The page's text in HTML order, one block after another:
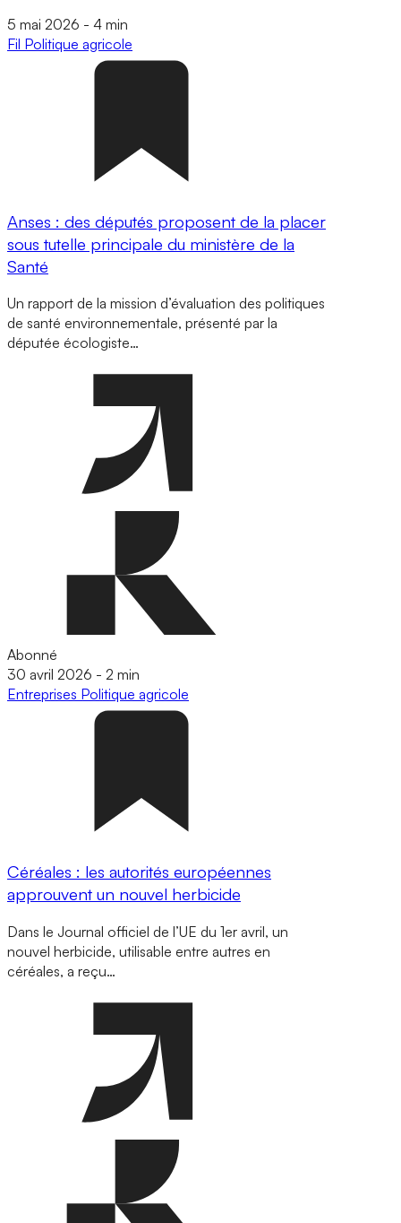
5 mai 2026 - 4 min
Fil Politique agricole
Anses : des députés proposent de la placer
sous tutelle principale du ministère de la
Santé
Un rapport de la mission d’évaluation des politiques
de santé environnementale, présenté par la
députée écologiste…
Abonné
30 avril 2026 - 2 min
Entreprises Politique agricole
Céréales : les autorités européennes
approuvent un nouvel herbicide
Dans le Journal officiel de l’UE du 1er avril, un
nouvel herbicide, utilisable entre autres en
céréales, a reçu…